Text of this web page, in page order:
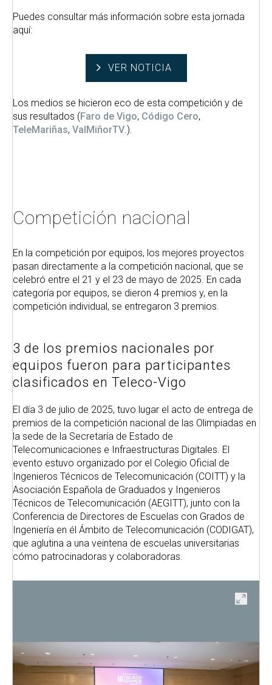
Puedes consultar más información sobre esta jornada
aquí:
VER NOTICIA
Los medios se hicieron eco de esta competición y de
sus resultados (Faro de Vigo, Código Cero,
TeleMariñas, ValMiñorTV.).
Competición nacional
En la competición por equipos, los mejores proyectos
pasan directamente a la competición nacional, que se
celebró entre el 21 y el 23 de mayo de 2025. En cada
categoría por equipos, se dieron 4 premios y, en la
competición individual, se entregaron 3 premios.
3 de los premios nacionales por
equipos fueron para participantes
clasificados en Teleco-Vigo
El día 3 de julio de 2025, tuvo lugar el acto de entrega de
premios de la competición nacional de las Olimpiadas en
la sede de la Secretaría de Estado de
Telecomunicaciones e Infraestructuras Digitales. El
evento estuvo organizado por el Colegio Oficial de
Ingenieros Técnicos de Telecomunicación (COITT) y la
Asociación Española de Graduados y Ingenieros
Técnicos de Telecomunicación (AEGITT), junto con la
Conferencia de Directores de Escuelas con Grados de
Ingeniería en él Ámbito de Telecomunicación (CODIGAT),
que aglutina a una veintena de escuelas universitarias
cómo patrocinadoras y colaboradoras.
Abrir